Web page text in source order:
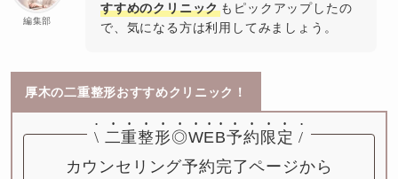
編集部
すすめのクリニック もピックアップしたの
で、気になる方は利用してみましょう。
厚木の二重整形おすすめクリニック！
\ 二重整形◎WEB予約限定 /